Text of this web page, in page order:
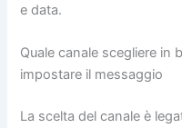
e data.
Quale canale scegliere in
impostare il messaggio
La scelta del canale è